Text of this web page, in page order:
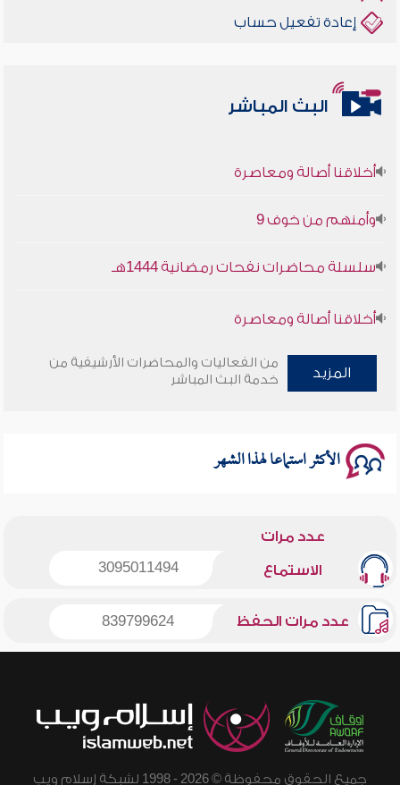
إعادة تفعيل حساب
البث المباشر
أخلاقنا أصالة ومعاصرة
وأمنهم من خوف 9
سلسلة محاضرات نفحات رمضانية 1444هـ
أخلاقنا أصالة ومعاصرة
وأمنهم من خوف 9
المزيد
من الفعاليات والمحاضرات الأرشيفية من
خدمة البث المباشر
الأكثر استماعا لهذا الشهر
عدد مرات
الاستماع 3095011494
عدد مرات الحفظ 839799624
جميع الحقوق محفوظة © 2026 - 1998 لشبكة إسلام ويب